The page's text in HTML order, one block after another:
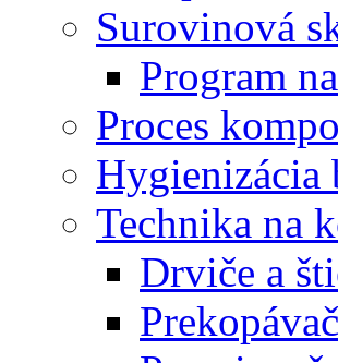
Surovinová
Program
Proces
Hygienizácia
Technika na
Drviče a